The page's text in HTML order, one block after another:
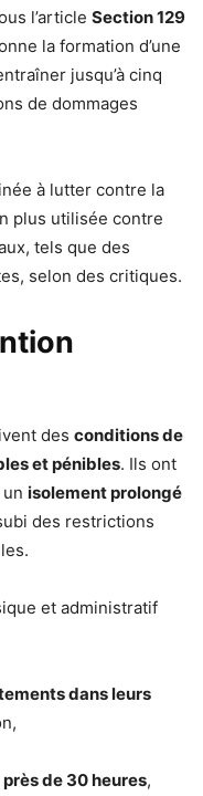
l’article Section 129
la formation d’une
jusqu’à cinq
de dommages
à lutter contre la
plus utilisée contre
tels que des
selon des critiques.
des conditions de
et pénibles. Ils ont
isolement prolongé
des restrictions
et administratif
dans leurs
de 30 heures,